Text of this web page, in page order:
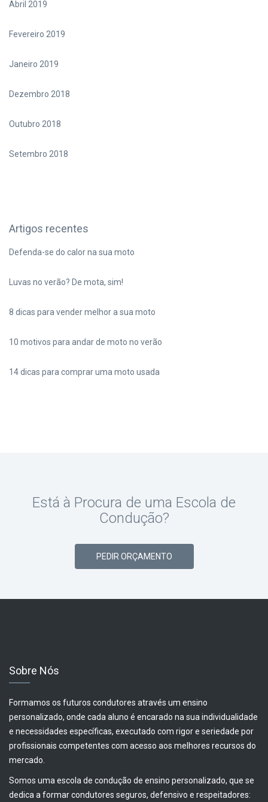
Abril 2019
Fevereiro 2019
Janeiro 2019
Dezembro 2018
Outubro 2018
Setembro 2018
Artigos recentes
Defenda-se do calor na sua moto
Luvas no verão? De mota, sim!
8 dicas para vender melhor a sua moto
10 motivos para andar de moto no verão
14 dicas para comprar uma moto usada
Está à Procura de uma Escola de
Condução?
PEDIR ORÇAMENTO
Sobre Nós
Formamos os futuros condutores através um ensino
personalizado, onde cada aluno é encarado na sua individualidade
e necessidades específicas, executado com rigor e seriedade por
profissionais competentes com acesso aos melhores recursos do
mercado.
Somos uma escola de condução de ensino personalizado, que se
dedica a formar condutores seguros, defensivo e respeitadores: